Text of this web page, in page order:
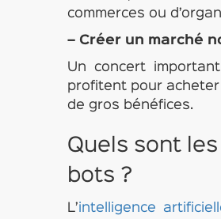
commerces ou
– Créer un marché
Un concert
profitent pour
de gros bénéfices.
Quels sont
bots ?
L’intelligence